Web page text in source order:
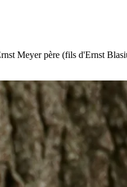
Meyer père (fils d'Ernst